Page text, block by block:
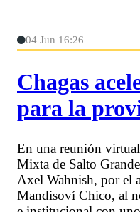
04 Jun 16:26
Chagas
para la
En una reunión
Mixta de Salto
Axel Wahnish, por el
Mandisoví Chico, al